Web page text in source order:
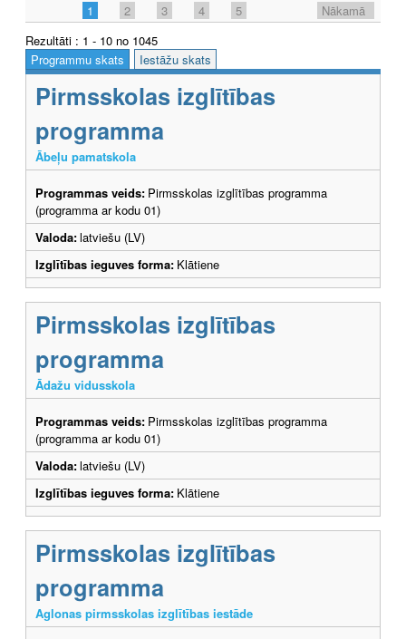
1 2 3 4 5
Nākamā
Rezultāti : 1 - 10 no 1045
Programmu skats
Iestāžu skats
Pirmsskolas izglītības
programma
Ābeļu pamatskola
Programmas veids: Pirmsskolas izglītības programma
(programma ar kodu 01)
Valoda:latviešu (LV)
Izglītības ieguves forma: Klātiene
Pirmsskolas izglītības
programma
Ādažu vidusskola
Programmas veids: Pirmsskolas izglītības programma
(programma ar kodu 01)
Valoda:latviešu (LV)
Izglītības ieguves forma: Klātiene
Pirmsskolas izglītības
programma
Aglonas pirmsskolas izglītības iestāde